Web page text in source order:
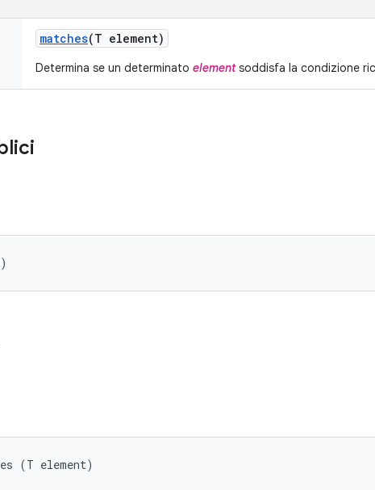
matches(T element)
Determina se un determinato elementsoddisfa la condizione
(T element)